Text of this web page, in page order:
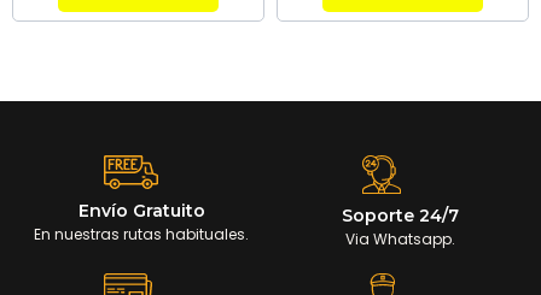
Envío Gratuito
En nuestras rutas habituales.
Soporte 24/7
Via Whatsapp.